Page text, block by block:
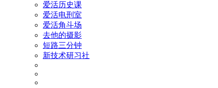
爱活历史课
爱活电刑室
爱活角斗场
去他的摄影
短路三分钟
新技术研习社